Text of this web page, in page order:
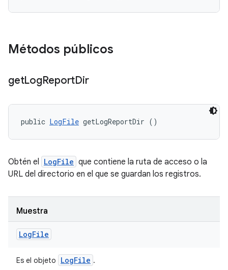
Métodos públicos
getLogReportDir
public LogFile getLogReportDir ()
Obtén el LogFile que contiene la ruta de acceso o la
URL del directorio en el que se guardan los registros.
Muestra
LogFile
Es el objeto LogFile .